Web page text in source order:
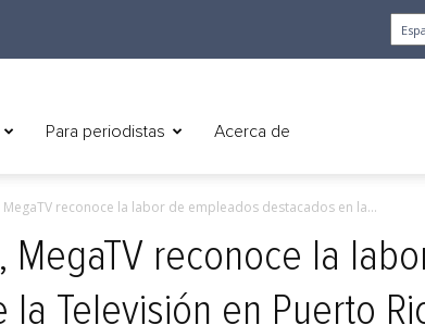
Para periodistas Acerca de
MegaTV reconoce la labor de empleados destacados en la...
MegaTV reconoce la
Televisión en Puerto